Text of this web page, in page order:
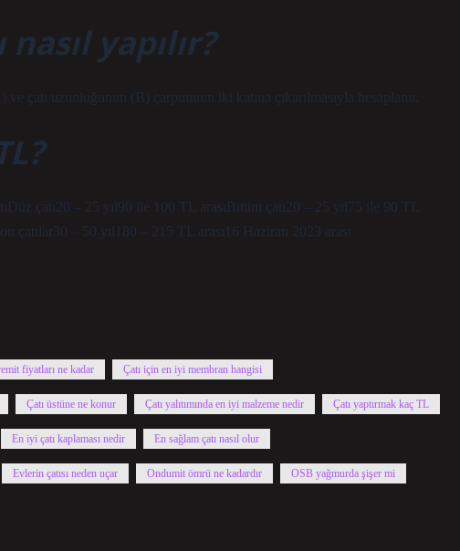
yapılır?
çatı uzunluğunun (B) çarpımının iki katına çıkarılmasıyla hesaplanır.
çatı20 – 25 yıl90 ile 100 TL arasıBitüm çatı20 – 25 yıl75 ile 90 TL
çatılar30 – 50 yıl180 – 215 TL arası16 Haziran 2023 arası
fiyatları ne kadar Çatı için en iyi membran hangisi
Çatı üstüne ne konur Çatı yalıtımında en iyi malzeme nedir Çatı yaptırmak kaç TL
En iyi çatı kaplaması nedir En sağlam çatı nasıl olur
Evlerin çatısı neden uçar Ondumit ömrü ne kadardır OSB yağmurda şişer mi